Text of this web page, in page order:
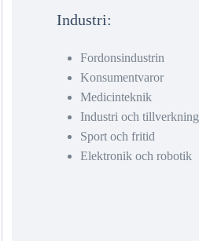
Industri:
Fordonsindustrin
Konsumentvaror
Medicinteknik
Industri och tillverkning
Sport och fritid
Elektronik och robotik